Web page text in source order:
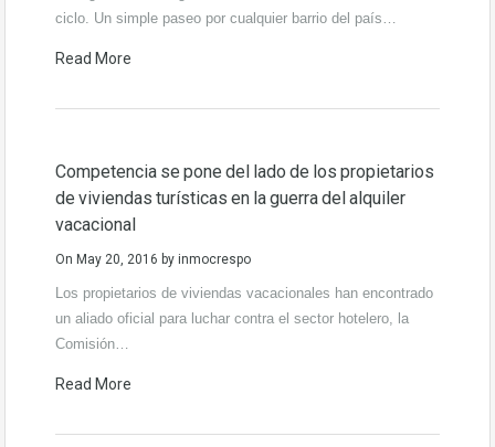
ciclo. Un simple paseo por cualquier barrio del país…
Read More
Competencia se pone del lado de los propietarios
de viviendas turísticas en la guerra del alquiler
vacacional
On May 20, 2016 by inmocrespo
Los propietarios de viviendas vacacionales han encontrado
un aliado oficial para luchar contra el sector hotelero, la
Comisión…
Read More